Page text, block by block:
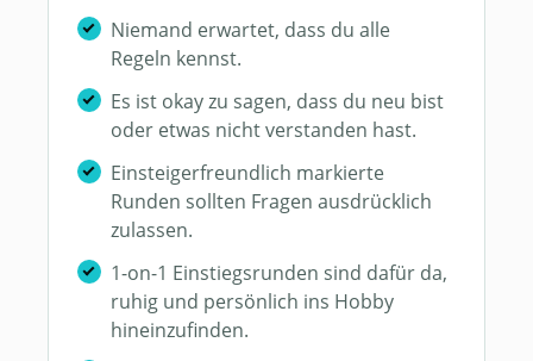
Niemand erwartet, dass du alle
Regeln kennst.
Es ist okay zu sagen, dass du neu bist
oder etwas nicht verstanden hast.
Einsteigerfreundlich markierte
Runden sollten Fragen ausdrücklich
zulassen.
1-on-1 Einstiegsrunden sind dafür da,
ruhig und persönlich ins Hobby
hineinzufinden.